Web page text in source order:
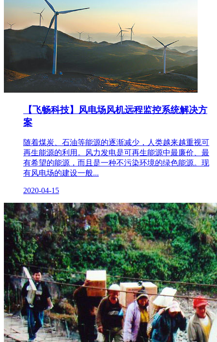
【飞畅科技】风电场风机远程监控系统解决方
案
随着煤炭、石油等能源的逐渐减少，人类越来越重视可
再生能源的利用。风力发电是可再生能源中最廉价、最
有希望的能源，而且是一种不污染环境的绿色能源。现
有风电场的建设一般...
2020-04-15